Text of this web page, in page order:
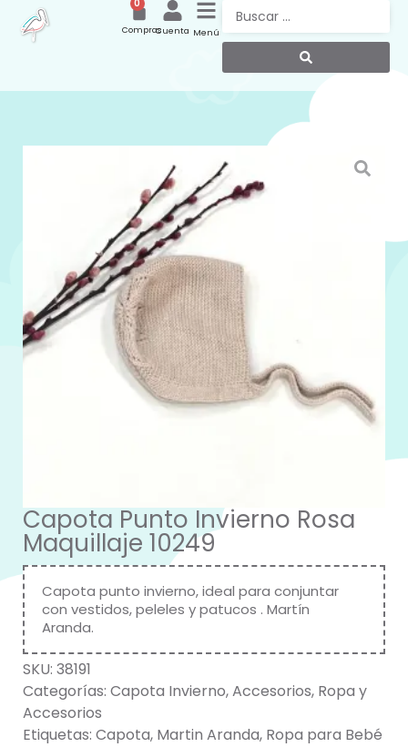
Menú
Cuenta
0
Compras
Capota Punto Invierno Rosa
Maquillaje 10249
Capota punto invierno, ideal para conjuntar
con vestidos, peleles y patucos . Martín
Aranda.
SKU: 38191
Categorías: Capota Invierno,Accesorios, Ropa y
Accesorios
Etiquetas: Capota, Martin Aranda, Ropa para Bebé